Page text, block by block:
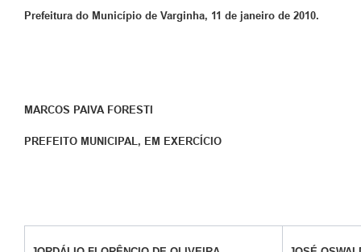
Prefeitura do Município de Varginha, 11 de janeiro de 2010.
MARCOS PAIVA FORESTI
PREFEITO MUNICIPAL, EM EXERCÍCIO